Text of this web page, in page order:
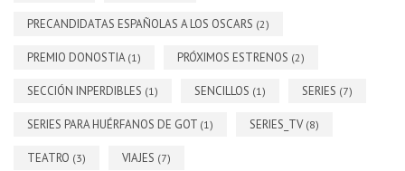
PRECANDIDATAS ESPAÑOLAS A LOS OSCARS (2)
PREMIO DONOSTIA (1) PRÓXIMOS ESTRENOS (2)
SECCIÓN INPERDIBLES (1) SENCILLOS (1) SERIES (7)
SERIES PARA HUÉRFANOS DE GOT (1) SERIES_TV (8)
TEATRO (3) VIAJES (7)